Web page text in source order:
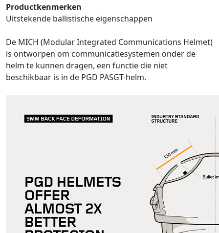
Productkenmerken
Uitstekende ballistische eigenschappen
De MICH (Modular Integrated Communications Helmet)
is ontworpen om communicatiesystemen onder de
helm te kunnen dragen, een functie die niet
beschikbaar is in de PGD PASGT-helm.